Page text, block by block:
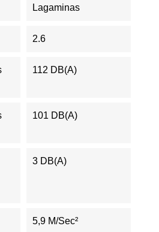
Lagaminas
2.6
112 DB(A)
101 DB(A)
3 DB(A)
5,9 M/sec²